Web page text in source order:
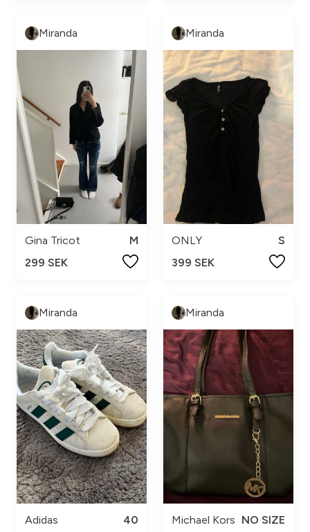
Miranda
Gina Tricot
M
299 SEK
Miranda
ONLY
S
399 SEK
Miranda
Adidas
40
Miranda
Michael Kors NO SIZE